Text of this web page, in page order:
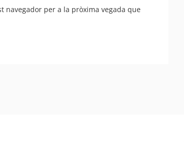
navegador per a la pròxima vegada que